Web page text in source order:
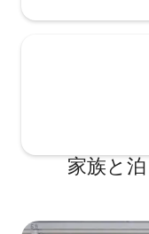
家族と